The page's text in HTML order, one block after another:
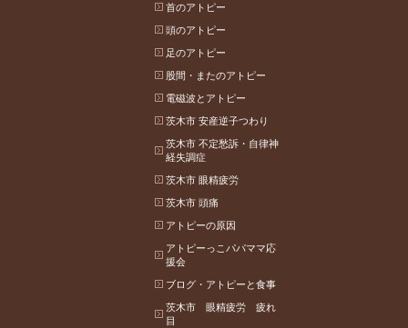
首のアトピー
頭のアトピー
足のアトピー
股間・またのアトピー
電磁波とアトピー
茨木市 安産逆子つわり
茨木市 不定愁訴・自律神
経失調症
茨木市 眼精疲労
茨木市 頭痛
アトピーの原因
アトピーっこパパママ応
援会
ブログ・アトピーと食事
茨木市 眼精疲労 疲れ
目